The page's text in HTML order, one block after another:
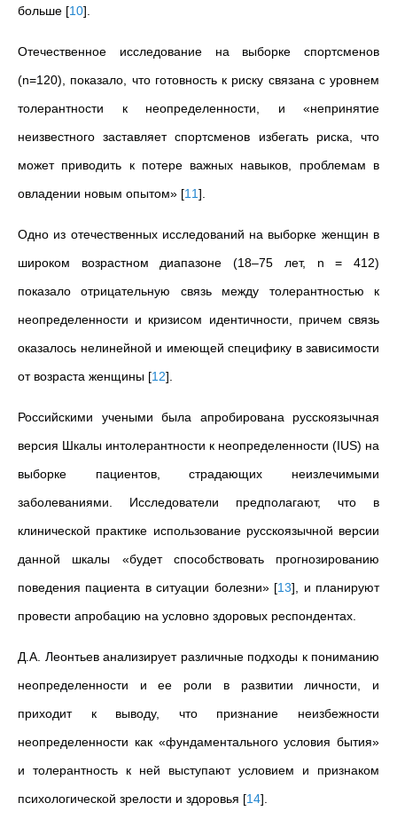
больше [10]
Отечественное исследование на выборке спортсменов
(n=120), показало, что готовность к риску связана с уровнем
толерантности к неопределенности, и «непринятие
неизвестного заставляет спортсменов избегать риска, что
может приводить к потере важных навыков, проблемам в
овладении новым опытом» [11]
Одно из отечественных исследований на выборке женщин в
широком возрастном диапазоне (18–75 лет, n = 412)
показало отрицательную связь между толерантностью к
неопределенности и кризисом идентичности, причем связь
оказалось нелинейной и имеющей специфику в зависимости
от возраста женщины [12]
Российскими учеными была апробирована русскоязычная
версия Шкалы интолерантности к неопределенности (IUS) на
выборке пациентов, страдающих неизлечимыми
заболеваниями. Исследователи предполагают, что в
клинической практике использование русскоязычной версии
данной шкалы «будет способствовать прогнозированию
поведения пациента в ситуации болезни» [13] , и планируют
провести апробацию на условно здоровых респондентах.
Д.А. Леонтьев анализирует различные подходы к пониманию
неопределенности и ее роли в развитии личности, и
приходит к выводу, что признание неизбежности
неопределенности как «фундаментального условия бытия»
и толерантность к ней выступают условием и признаком
психологической зрелости и здоровья [14]